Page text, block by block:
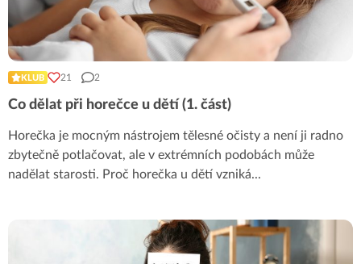
KLUB 21 2
Co dělat při horečce u dětí (1. část)
Horečka je mocným nástrojem tělesné očisty a není ji radno
zbytečně potlačovat, ale v extrémních podobách může
nadělat starosti. Proč horečka u dětí vzniká...